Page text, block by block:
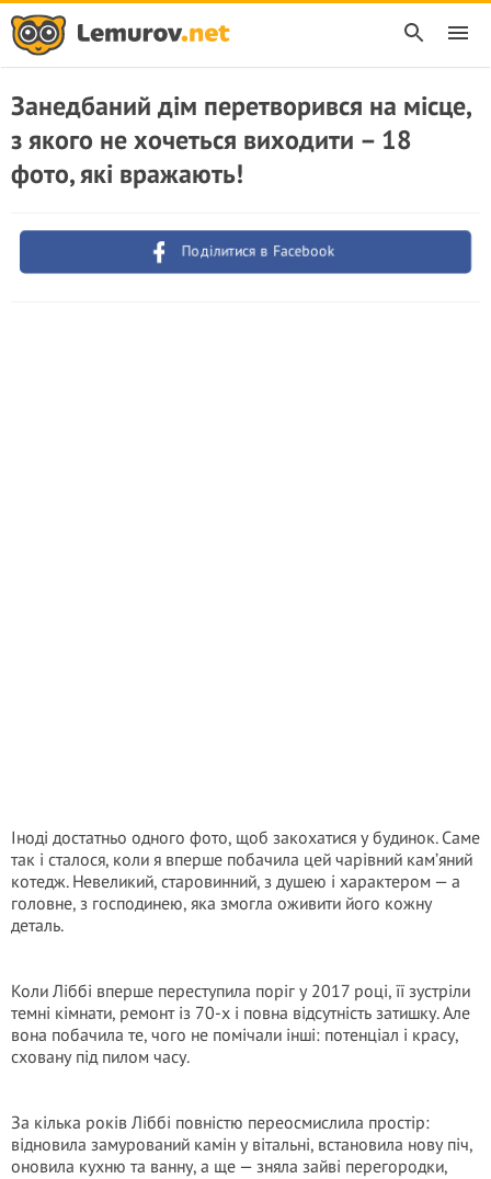
Занедбаний дім перетворився на місце,
з якого не хочеться виходити – 18
фото, які вражають!
Поділитися в Facebook
Іноді достатньо одного фото, щоб закохатися у будинок. Саме
так і сталося, коли я вперше побачила цей чарівний кам’яний
котедж. Невеликий, старовинний, з душею і характером — а
головне, з господинею, яка змогла оживити його кожну
деталь.
Коли Ліббі вперше переступила поріг у 2017 році, її зустріли
темні кімнати, ремонт із 70-х і повна відсутність затишку. Але
вона побачила те, чого не помічали інші: потенціал і красу,
сховану під пилом часу.
За кілька років Ліббі повністю переосмислила простір:
відновила замурований камін у вітальні, встановила нову піч,
оновила кухню та ванну, а ще — зняла зайві перегородки,